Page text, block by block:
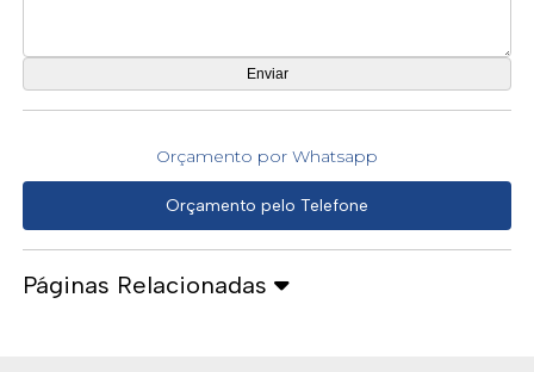
Orçamento por Whatsapp
Orçamento pelo Telefone
Páginas Relacionadas